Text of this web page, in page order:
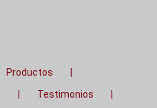
Productos
Testimonios